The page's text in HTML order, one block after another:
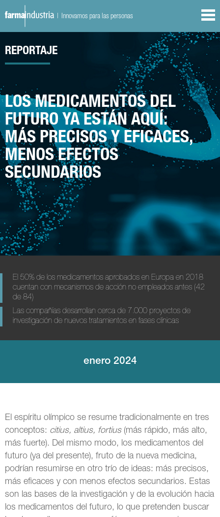
| Innovamos para las personas
REPORTAJE
LOS MEDICAMENTOS DEL
FUTURO YA ESTÁN AQUÍ:
MÁS PRECISOS Y EFICACES,
MENOS EFECTOS
SECUNDARIOS
El 50% de los medicamentos aprobados en Europa en 2018
cuentan con mecanismos de acción no empleados antes (42
de 84)
Las compañías desarrollan cerca de 7.000 proyectos de
investigación de nuevos tratamientos en fases clínicas
enero 2024
El espíritu olímpico se resume tradicionalmente en tres
conceptos: citius, altius, fortius(más rápido, más alto,
más fuerte). Del mismo modo, los medicamentos del
futuro (ya del presente), fruto de la nueva medicina,
podrían resumirse en otro trío de ideas: más precisos,
más eficaces y con menos efectos secundarios. Estas
son las bases de la investigación y de la evolución hacia
los medicamentos del futuro, lo que pretenden buscar